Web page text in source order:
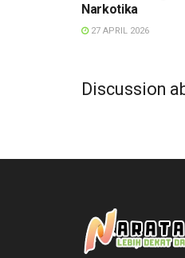
Narkotika
27 APRIL 2026
Discussion